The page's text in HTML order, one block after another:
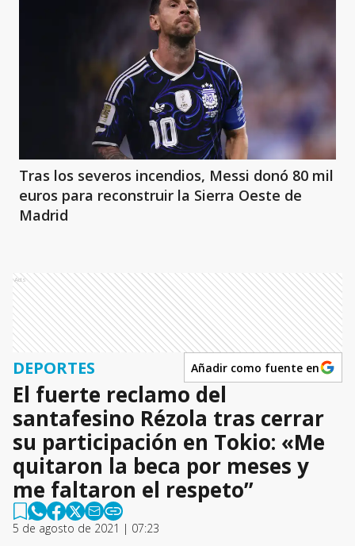
Tras los severos incendios, Messi donó 80 mil
euros para reconstruir la Sierra Oeste de
Madrid
Ads
DEPORTES Añadir como fuente en
El fuerte reclamo del
santafesino Rézola tras cerrar
su participación en Tokio: «Me
quitaron la beca por meses y
me faltaron el respeto”
5 de agosto de 2021 | 07:23